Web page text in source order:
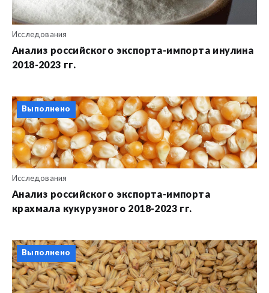
Исследования
Анализ российского экспорта-импорта инулина
2018-2023 гг.
Выполнено
Исследования
Анализ российского экспорта-импорта
крахмала кукурузного 2018-2023 гг.
Выполнено